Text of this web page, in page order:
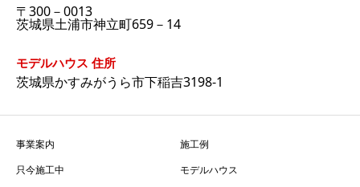
〒300－0013
茨城県土浦市神立町659－14
モデルハウス 住所
茨城県かすみがうら市下稲吉3198-1
事業案内
施工例
只今施工中
モデルハウス